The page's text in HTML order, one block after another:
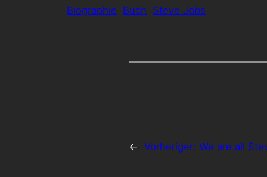
Biographie Buch Steve Jobs
← Vorheriger: We are all